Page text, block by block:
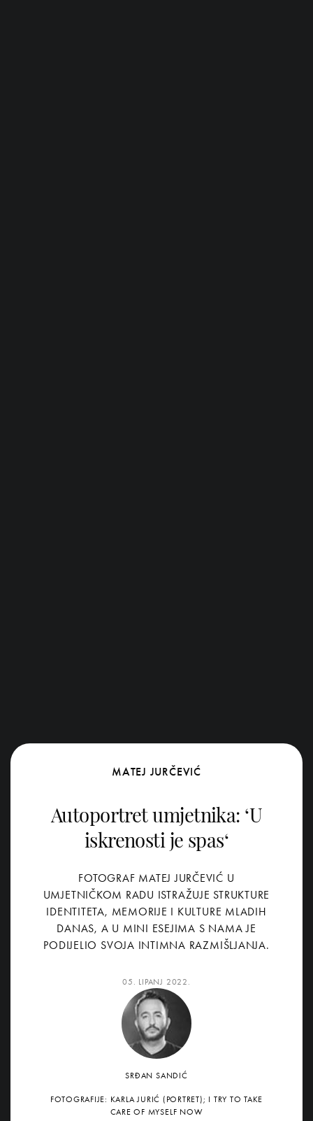
MATEJ JURČEVIĆ
Autoportret umjetnika: ‘U
iskrenosti je spas‘
FOTOGRAF MATEJ JURČEVIĆ U
UMJETNIČKOM RADU ISTRAŽUJE STRUKTURE
IDENTITETA, MEMORIJE I KULTURE MLADIH
DANAS, A U MINI ESEJIMA S NAMA JE
PODIJELIO SVOJA INTIMNA RAZMIŠLJANJA.
05. LIPANJ 2022.
SRĐAN SANDIĆ
FOTOGRAFIJE: KARLA JURIĆ (PORTRET); I TRY TO TAKE
CARE OF MYSELF NOW